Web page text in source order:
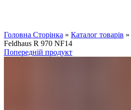
Головна Сторінка » Каталог товарів »
Feldhaus R 970 NF14
Попередній продукт